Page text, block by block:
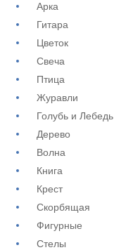
Арка
Гитара
Цветок
Свеча
Птица
Журавли
Голубь и Лебедь
Дерево
Волна
Книга
Крест
Скорбящая
Фигурные
Стелы